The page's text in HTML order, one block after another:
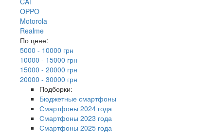
OPPO
Motorola
Realme
По цене:
5000 - 10000 грн
10000 - 15000 грн
15000 - 20000 грн
20000 - 30000 грн
Подборки:
Бюджетные смартфоны
Смартфоны 2024 года
Смартфоны 2023 года
Смартфоны 2025 года